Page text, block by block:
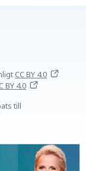
CC BY 4.0
BY 4.0
till